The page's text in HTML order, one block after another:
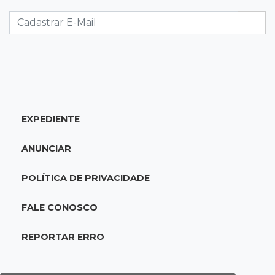
acidente com F-1000 na Av. Heráclito
18:28Concurso 3.042
acumulado em R$ 165 milhões
18:05Energia renovável
Produção de biodiesel cresce 32% em MS e
EXPEDIENTE
ANUNCIAR
POLÍTICA DE PRIVACIDADE
FALE CONOSCO
REPORTAR ERRO